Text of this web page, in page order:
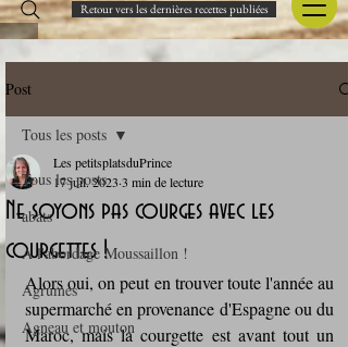
Retour vers les dernières recettes publiées
Post
Tous les posts
abats
A l'abordage Moussaillon !
Agrumes
Agneau et mouton
Tous les posts
Ne soyons pas courges avec les
courgettes !
Les petitsplatsduPrince
17 juil. 2023 3 min de lecture
Alors oui, on peut en trouver toute l'année au
supermarché en provenance d'Espagne ou du
Maroc, mais la courgette est avant tout un